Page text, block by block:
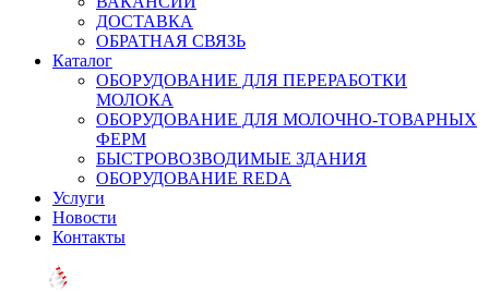
ДОСТАВКА
ОБРАТНАЯ СВЯЗЬ
Каталог
ОБОРУДОВАНИЕ ДЛЯ ПЕРЕРАБОТКИ
МОЛОКА
ОБОРУДОВАНИЕ ДЛЯ МОЛОЧНО-ТОВАРНЫХ
ФЕРМ
БЫСТРОВОЗВОДИМЫЕ ЗДАНИЯ
ОБОРУДОВАНИЕ REDA
Услуги
Новости
Контакты